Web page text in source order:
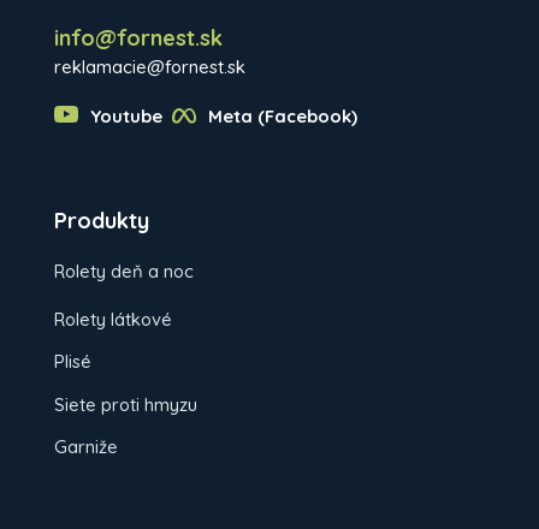
info@fornest.sk
reklamacie@fornest.sk
Youtube Meta (Facebook)
Produkty
Rolety deň a noc
Rolety látkové
Plisé
Siete proti hmyzu
Garniže